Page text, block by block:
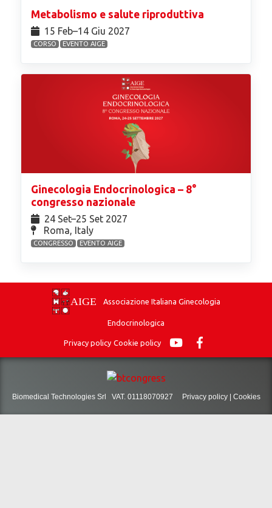
Metabolismo e salute riproduttiva
15 Feb⁠–14 Giu 2027
CORSO EVENTO AIGE
Ginecologia Endocrinologica – 8°
congresso nazionale
24 Set⁠–25 Set 2027
Roma, Italy
CONGRESSO EVENTO AIGE
Associazione Italiana Ginecologia
Endocrinologica
Privacy policy Cookie policy
Biomedical Technologies Srl VAT. 01118070927 Privacy policy| Cookies